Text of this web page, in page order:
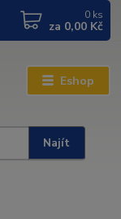
Eshop
Najít
0 ks
za 0,00 Kč